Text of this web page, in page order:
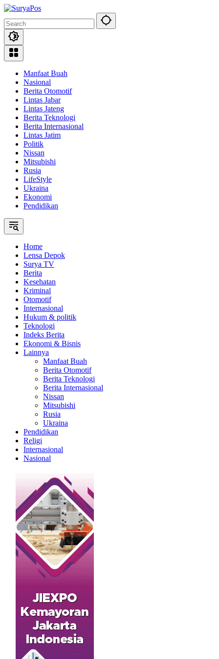
Skip
content
Manfaat Buah
Nasional
Berita Otomotif
Lintas Jabar
Lintas Jateng
Berita Teknologi
Berita Internasional
Lintas Jatim
Politik
Nissan
Mitsubishi
Rusia
LifeStyle
Ukraina
Ekonomi
Pendidikan
Home
Lensa Depok
Surya TV
Berita
Kesehatan
Kriminal
Otomotif
Internasional
Hukum & politik
Teknologi
Indeks Berita
Ekonomi & Bisnis
Lainnya
Manfaat Buah
Berita Otomotif
Berita Teknologi
Berita Internasional
Nissan
Mitsubishi
Rusia
Ukraina
Pendidikan
Religi
Internasional
Nasional